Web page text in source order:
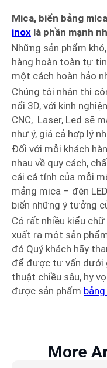
Mica, biển bảng
inox là phần mạnh
Những sản phẩm
hàng hoàn toàn tự
một cách hoàn hảo
Chúng tôi nhận thi
nổi 3D, với kinh
CNC, Laser, Led sẽ
như ý, giá cả hợp lý
Đối với mỗi khách
nhau về quy cách,
cái cá tính của mỗi
mảng mica – đèn
biến những ý tưởng
Có rất nhiều kiểu
xuất ra một sản
đó Quý khách hãy
để được tư vấn dưới
thuật chiều sâu, hy
được sản phẩm
More